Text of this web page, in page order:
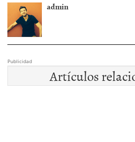
admin
Publicidad
Artículos